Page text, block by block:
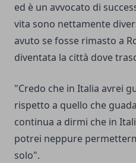
ed è un avvocato di
vita sono nettamente
avuto se fosse rimasto a
diventata la città dove
"Credo che in Italia avrei
rispetto a quello che
continua a dirmi che in
potrei neppure
solo".